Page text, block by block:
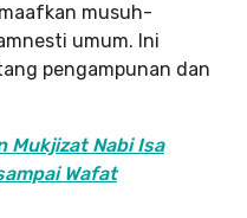
musuh-
umum. Ini
pengampunan dan
Mukjizat Nabi Isa
Wafat